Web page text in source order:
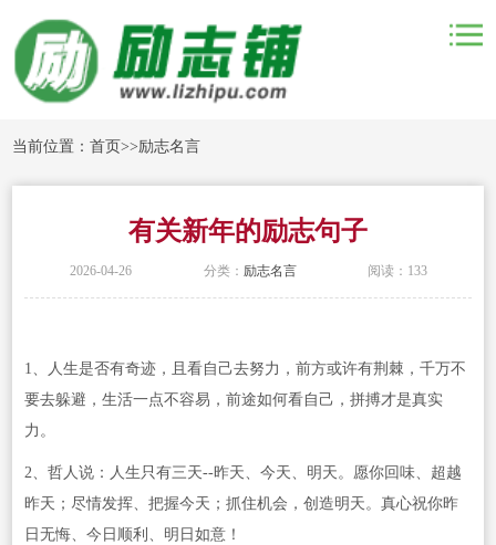
当前位置：首页>>励志名言
有关新年的励志句子
2026-04-26 分类： 励志名言 阅读：133
1、人生是否有奇迹，且看自己去努力，前方或许有荆棘，千万不
要去躲避，生活一点不容易，前途如何看自己，拼搏才是真实
力。
2、哲人说：人生只有三天--昨天、今天、明天。愿你回味、超越
昨天；尽情发挥、把握今天；抓住机会，创造明天。真心祝你昨
日无悔、今日顺利、明日如意！